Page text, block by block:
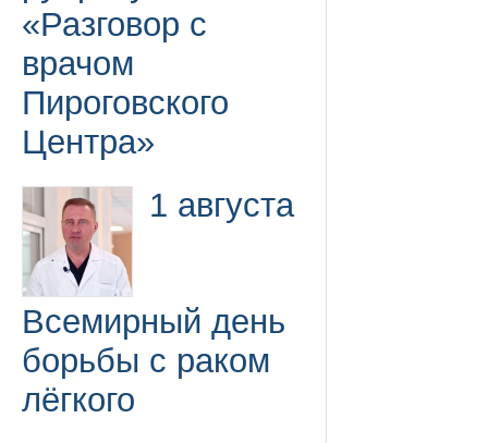
«Разговор с
врачом
Пироговского
Центра»
1 августа
Всемирный день
борьбы с раком
лёгкого